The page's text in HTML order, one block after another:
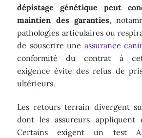
dépistage génétique peut
maintien des garanties,
pathologies articulaires ou
de souscrire une assurance
conformité du contrat à
exigence évite des refus de
ultérieurs.
Les retours terrain divergent
dont les assureurs appliquent
Certains exigent un test